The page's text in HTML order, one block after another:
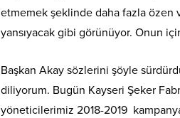
etmemek şeklinde daha fazla özen
yansıyacak gibi görünüyor. Onun
Başkan Akay sözlerini şöyle
diliyorum. Bugün Kayseri Şeker
yöneticilerimiz 2018-2019